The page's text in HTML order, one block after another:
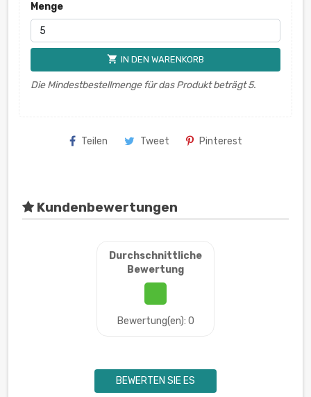
Menge
shopping_cart IN DEN WARENKORB
Die Mindestbestellmenge für das Produkt beträgt 5.
Teilen Tweet Pinterest
Kundenbewertungen
Durchschnittliche
Bewertung
Bewertung(en): 0
BEWERTEN SIE ES